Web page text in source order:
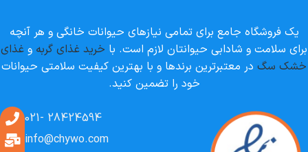
یک فروشگاه جامع برای تمامی نیازهای حیوانات خانگی و هر آنچه
برای سلامت و شادابی حیوانتان لازم است. با خرید غذای گربه و غذای
خشک سگ در معتبرترین برندها و با بهترین کیفیت سلامتی حیوانات
خود را تضمین کنید.
28424594 -021
info@chywo.com